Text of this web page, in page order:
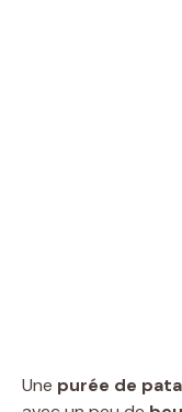
Une purée de